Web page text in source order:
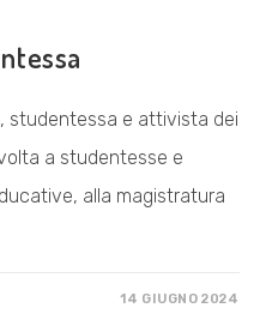
studentessa e attivista dei
a studentesse e
alla magistratura
14 GIUGNO 2024